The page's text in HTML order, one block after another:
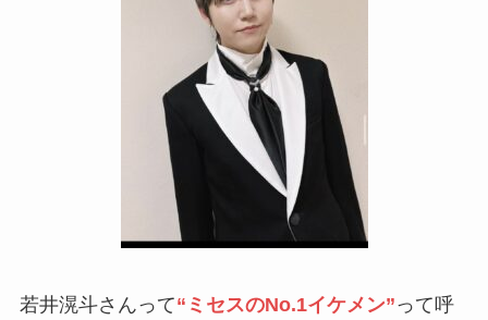
若井滉斗さんって“ミセスのNo.1イケメン”って呼